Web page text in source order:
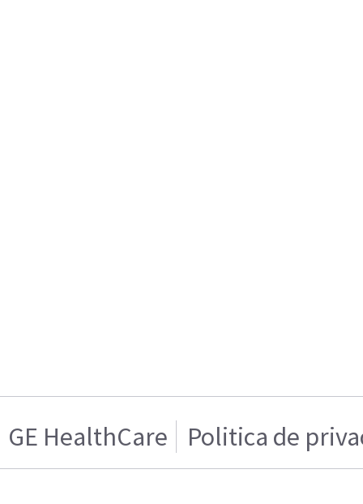
GE HealthCare Politica de